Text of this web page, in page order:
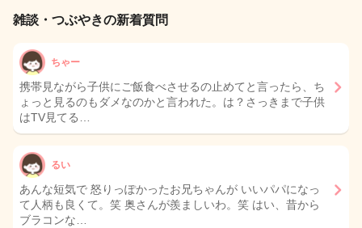
雑談・つぶやきの新着質問
ちゃー
携帯見ながら子供にご飯食べさせるの止めてと言ったら、ち
ょっと見るのもダメなのかと言われた。は？さっきまで子供
はTV見てる…
るい
あんな短気で 怒りっぽかったお兄ちゃんが いいパパになっ
て人柄も良くて。笑 奥さんが羨ましいわ。笑 はい、昔から
ブラコンな…